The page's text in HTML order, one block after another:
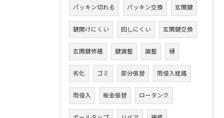
パッキン切れる パッキン交換 玄関鍵
鍵開けにくい 回しにくい 玄関鍵交換
玄関鍵修繕 鍵調整 調整 樋
劣化 ゴミ 部分張替 雨侵入経路
雨侵入 板金張替 ロータンク